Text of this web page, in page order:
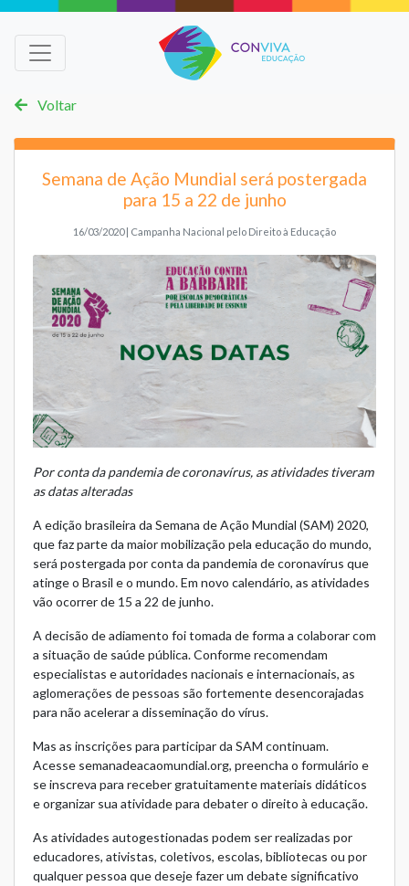
Voltar
Semana de Ação Mundial será postergada
para 15 a 22 de junho
16/03/2020 | Campanha Nacional pelo Direito à Educação
Por conta da pandemia de coronavírus, as atividades tiveram
as datas alteradas
A edição brasileira da Semana de Ação Mundial (SAM) 2020,
que faz parte da maior mobilização pela educação do mundo,
será postergada por conta da pandemia de coronavírus que
atinge o Brasil e o mundo. Em novo calendário, as atividades
vão ocorrer de 15 a 22 de junho.
A decisão de adiamento foi tomada de forma a colaborar com
a situação de saúde pública. Conforme recomendam
especialistas e autoridades nacionais e internacionais, as
aglomerações de pessoas são fortemente desencorajadas
para não acelerar a disseminação do vírus.
Mas as inscrições para participar da SAM continuam.
Acesse semanadeacaomundial.org, preencha o formulário e
se inscreva para receber gratuitamente materiais didáticos
e organizar sua atividade para debater o direito à educação.
As atividades autogestionadas podem ser realizadas por
educadores, ativistas, coletivos, escolas, bibliotecas ou por
qualquer pessoa que deseje fazer um debate significativo